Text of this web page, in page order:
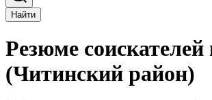
Найти
Резюме
(Читинский район)